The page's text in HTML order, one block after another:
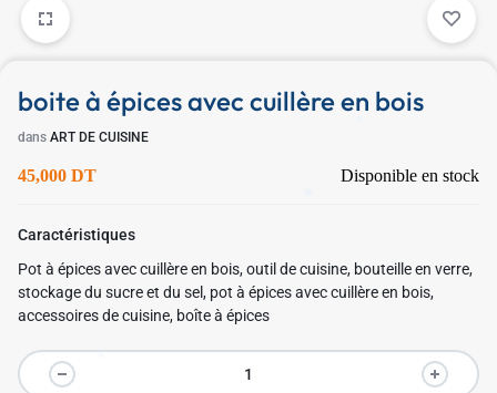
boite à épices avec cuillère en bois
dans ART DE CUISINE
45,000 DT Disponible en stock
Caractéristiques
Pot à épices avec cuillère en bois, outil de cuisine, bouteille en verre,
stockage du sucre et du sel, pot à épices avec cuillère en bois,
accessoires de cuisine, boîte à épices